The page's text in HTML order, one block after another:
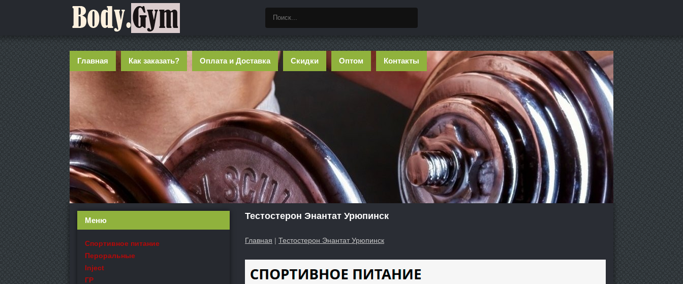
Главная Как заказать? Оплата и Доставка Скидки Оптом Контакты
Тестостерон Энантат Урюпинск
Главная | Тестостерон Энантат Урюпинск
Меню
Спортивное питание
Пероральные
Inject
ГР